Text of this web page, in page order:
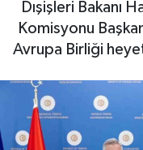
Dışişleri Bakanı
Komisyonu
Avrupa Birliği
Asayiş
Magazin
Gayrimenkul
Spor